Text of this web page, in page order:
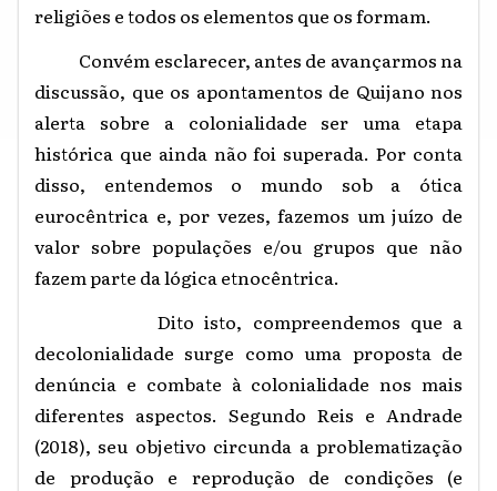
religiões e todos os elementos que os formam.
Convém esclarecer, antes de avançarmos na
discussão, que os apontamentos de Quijano nos
alerta sobre a colonialidade ser uma etapa
histórica que ainda não foi superada. Por conta
disso, entendemos o mundo sob a ótica
eurocêntrica e, por vezes, fazemos um juízo de
valor sobre populações e/ou grupos que não
fazem parte da lógica etnocêntrica.
Dito isto, compreendemos que a
decolonialidade surge como uma proposta de
denúncia e combate à colonialidade nos mais
diferentes aspectos. Segundo Reis e Andrade
(2018), seu objetivo circunda a problematização
de produção e reprodução de condições (e